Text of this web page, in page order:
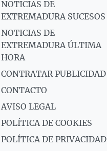
NOTICIAS DE
EXTREMADURA SUCESOS
NOTICIAS DE
EXTREMADURA ÚLTIMA
HORA
CONTRATAR PUBLICIDAD
CONTACTO
AVISO LEGAL
POLÍTICA DE COOKIES
POLÍTICA DE PRIVACIDAD